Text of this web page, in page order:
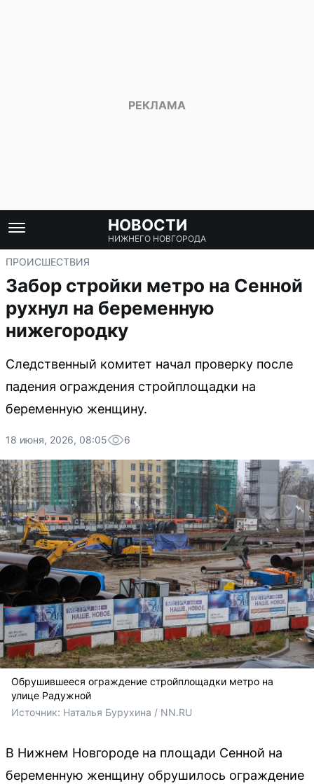
НОВОСТИ
НИЖНЕГО НОВГОРОДА
ПРОИСШЕСТВИЯ
Забор стройки метро на Сенной
рухнул на беременную
нижегородку
Следственный комитет начал проверку после
падения ограждения стройплощадки на
беременную женщину.
18 июня, 2026, 08:05 6
Обрушившееся ограждение стройплощадки метро на
улице Радужной
Источник: Наталья Бурухина / NN.RU
В Нижнем Новгороде на площади Сенной на
беременную женщину обрушилось ограждение